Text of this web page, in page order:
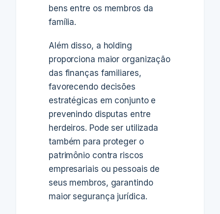
bens entre os membros da
família.
Além disso, a holding
proporciona maior organização
das finanças familiares,
favorecendo decisões
estratégicas em conjunto e
prevenindo disputas entre
herdeiros. Pode ser utilizada
também para proteger o
patrimônio contra riscos
empresariais ou pessoais de
seus membros, garantindo
maior segurança jurídica.